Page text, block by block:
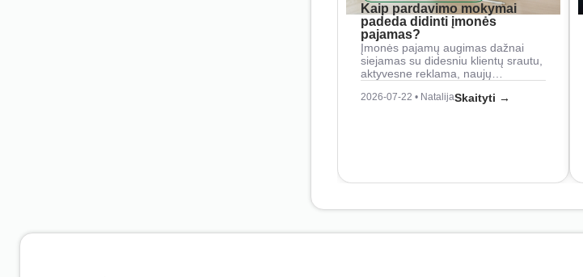
Kaip pardavimo mokymai
padeda didinti įmonės
pajamas?
Įmonės pajamų augimas dažnai
siejamas su didesniu klientų srautu,
aktyvesne reklama, naujų…
2026-07-22 • NatalijaSkaityti →